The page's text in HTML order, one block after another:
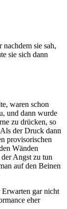
nachdem sie sah,
sie sich dann
waren schon
und dann wurde
zu drücken, so
der Druck dann
provisorischen
Wänden
Angst zu tun
auf den Beinen
gar nicht
eher